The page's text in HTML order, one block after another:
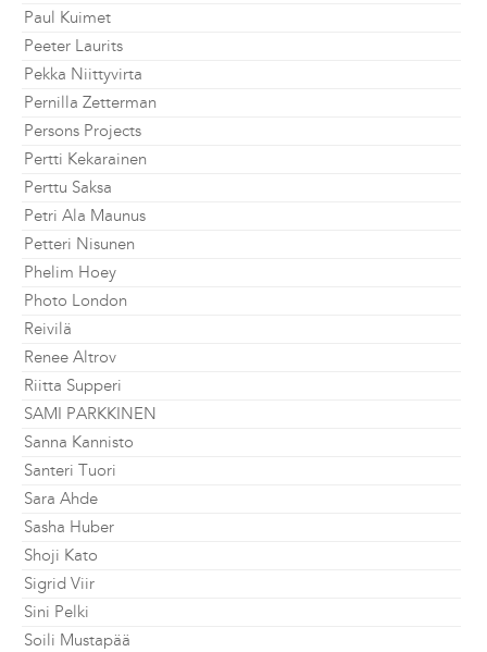
Paul Kuimet
Peeter Laurits
Pekka Niittyvirta
Pernilla Zetterman
Persons Projects
Pertti Kekarainen
Perttu Saksa
Petri Ala Maunus
Petteri Nisunen
Phelim Hoey
Photo London
Reivilä
Renee Altrov
Riitta Supperi
SAMI PARKKINEN
Sanna Kannisto
Santeri Tuori
Sara Ahde
Sasha Huber
Shoji Kato
Sigrid Viir
Sini Pelki
Soili Mustapää